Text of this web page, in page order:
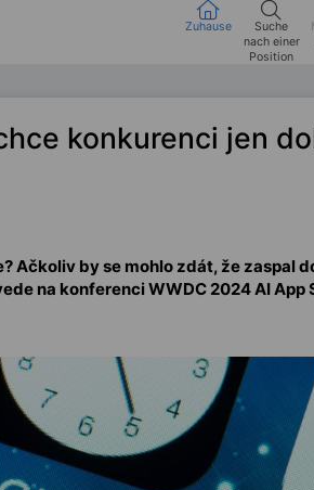
Zuhause
Suche
nach einer
Position
konkurenci jen
Ačkoliv by se mohlo zdát, že zaspal
na konferenci WWDC 2024 AI App